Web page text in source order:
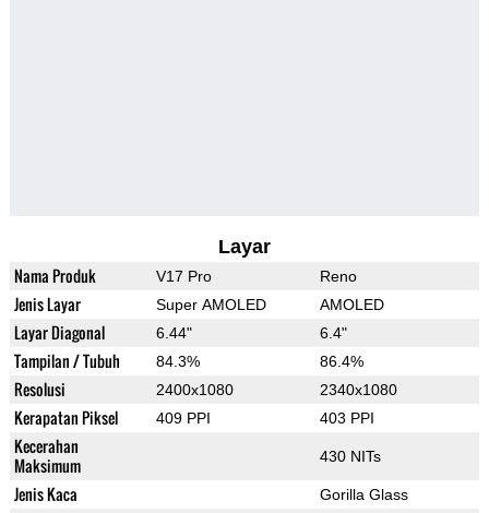
Layar
Nama Produk V17 Pro Reno
Jenis Layar Super AMOLED AMOLED
Layar Diagonal 6.44" 6.4"
Tampilan / Tubuh 84.3% 86.4%
Resolusi 2400x1080 2340x1080
Kerapatan Piksel 409 PPI 403 PPI
Kecerahan
Maksimum
430 NITs
Jenis Kaca Gorilla Glass